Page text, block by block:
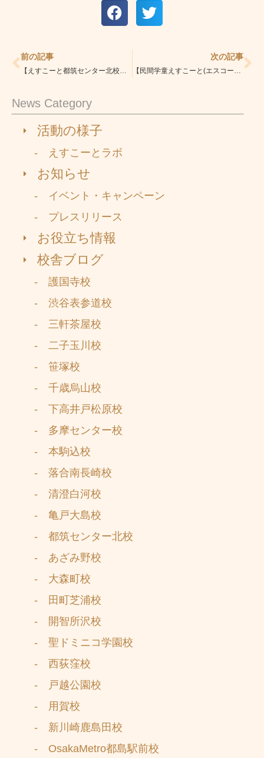
News Category
活動の様子
- えすこーとラボ
お知らせ
- イベント・キャンペーン
- プレスリリース
お役立ち情報
校舎ブログ
- 護国寺校
- 渋谷表参道校
- 三軒茶屋校
- 二子玉川校
- 笹塚校
- 千歳烏山校
- 下高井戸松原校
- 多摩センター校
- 本駒込校
- 落合南長崎校
- 清澄白河校
- 亀戸大島校
- 都筑センター北校
- あざみ野校
- 大森町校
- 田町芝浦校
- 開智所沢校
- 聖ドミニコ学園校
- 西荻窪校
- 戸越公園校
- 用賀校
- 新川崎鹿島田校
- OsakaMetro都島駅前校
前の記事 次の記事